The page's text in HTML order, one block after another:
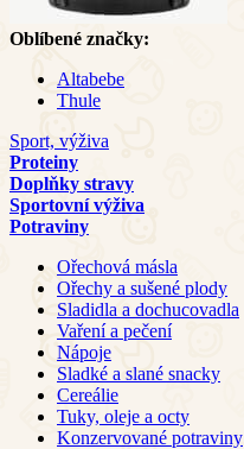
Oblíbené značky:
Altabebe
Thule
Sport, výživa
Proteiny
Doplňky stravy
Sportovní výživa
Potraviny
Ořechová másla
Ořechy a sušené plody
Sladidla a dochucovadla
Vaření a pečení
Nápoje
Sladké a slané snacky
Cereálie
Tuky, oleje a octy
Konzervované potraviny